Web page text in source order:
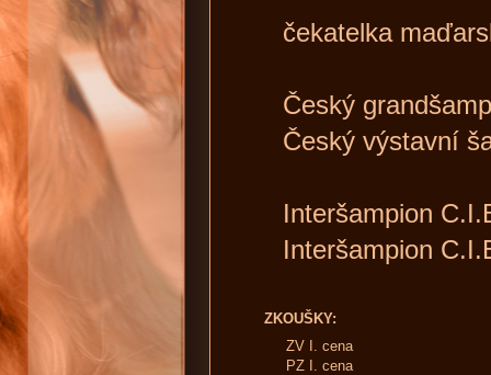
čekatelka
Český
Český výstavní
Interšampion
Interšampion
ZKOUŠKY:
ZV I. cena
PZ I. cena